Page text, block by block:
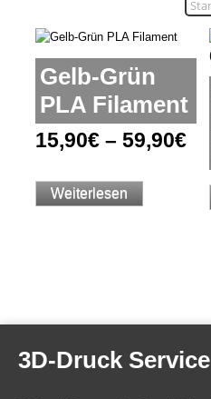
Gelb-Grün
PLA Filament
15,90€ – 59,90€
Weiterlesen
3D-Druck Service